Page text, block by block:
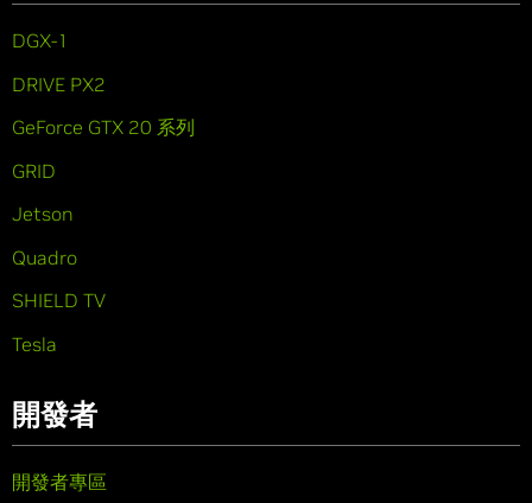
DGX-1
DRIVE PX2
GeForce GTX 20 系列
GRID
Jetson
Quadro
SHIELD TV
Tesla
開發者
開發者專區